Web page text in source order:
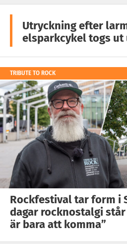
Utryckning efter
elsparkcykel togs ut
TRIBUTE TO ROCK
Rockfestival tar form i
dagar rocknostalgi
är bara att komma”